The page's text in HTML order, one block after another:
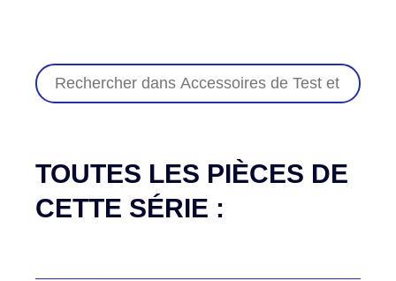
TOUTES LES PIÈCES DE
CETTE SÉRIE :